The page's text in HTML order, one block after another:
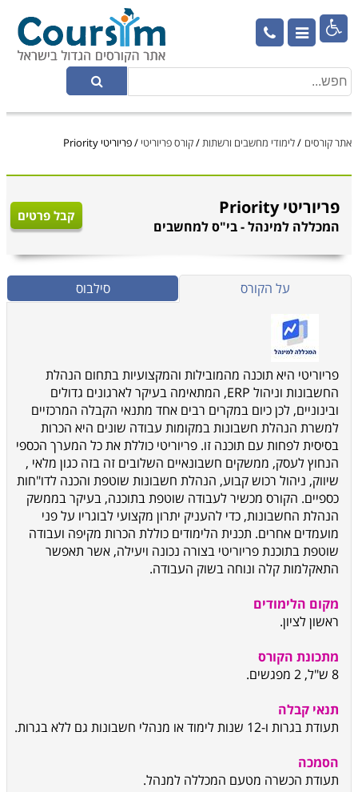

אתר קורסים /לימודי מחשבים ורשתות/קורס פריוריטי /פריוריטי Priority
פריוריטי Priority
המכללה למינהל - בי"ס למחשבים
קבל פרטים
על הקורס סילבוס
פריוריטי היא תוכנה מהמובילות והמקצועיות בתחום הנהלת
החשבונות וניהול ERP, המתאימה בעיקר לארגונים גדולים
ובינוניים, לכן כיום במקרים רבים אחד מתנאי הקבלה המרכזיים
למשרת הנהלת חשבונות במקומות עבודה שונים היא הכרות
בסיסית לפחות עם תוכנה זו. פריוריטי כוללת את כל המערך הכספי
הנחוץ לעסק, ממשקים חשבונאיים השלובים זה בזה כגון מלאי ,
שיווק, ניהול רכוש קבוע, הנהלת חשבונות שוטפת והכנה לדו"חות
כספיים. הקורס מכשיר לעבודה שוטפת בתוכנה, בעיקר בממשק
הנהלת החשבונות, כדי להעניק יתרון מקצועי לבוגריו על פני
מועמדים אחרים. תכנית הלימודים כוללת הכרות מקיפה ועבודה
שוטפת בתוכנת פריוריטי בצורה נכונה ויעילה, אשר תאפשר
התאקלמות קלה ונוחה בשוק העבודה.
מקום הלימודים
ראשון לציון.
מתכונת הקורס
8 ש"ל, 2 מפגשים.
תנאי קבלה
תעודת בגרות ו-12 שנות לימוד או מנהלי חשבונות גם ללא בגרות.
הסמכה
תעודת הכשרה מטעם המכללה למנהל.